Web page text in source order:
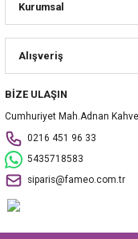
Kurumsal
Alışveriş
BİZE ULAŞIN
Cumhuriyet Mah.Adnan
0216 451 96 33
5435718583
siparis@fameo.com.tr